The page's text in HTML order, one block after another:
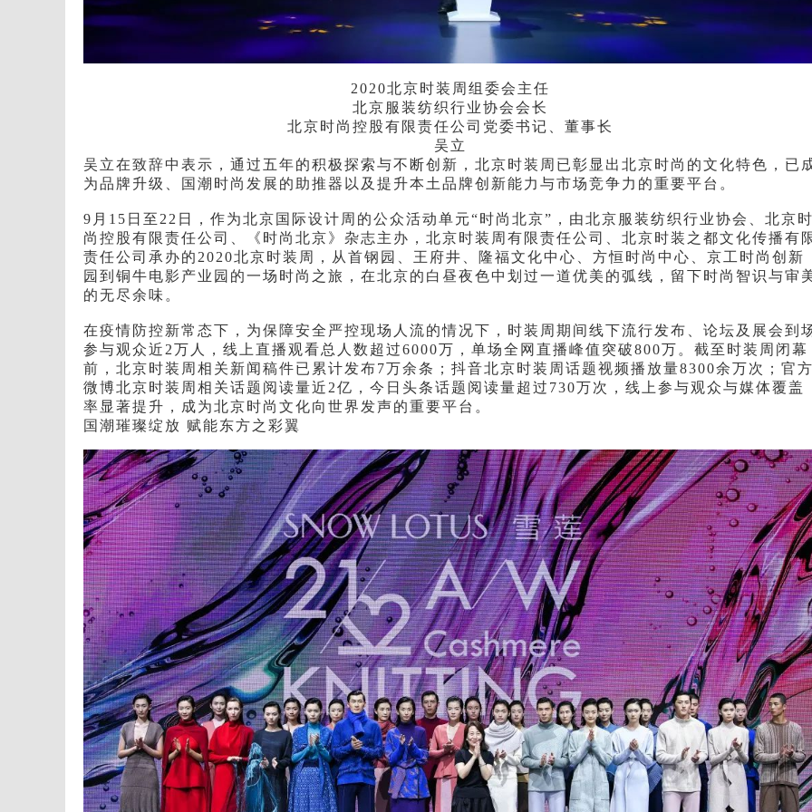
2020北京时装周组委会主任
北京服装纺织行业协会会长
北京时尚控股有限责任公司党委书记、董事长
吴立
吴立在致辞中表示，通过五年的积极探索与不断创新，北京时装周已彰显出北京时尚的文化特色，已
为品牌升级、国潮时尚发展的助推器以及提升本土品牌创新能力与市场竞争力的重要平台。
9月15日至22日，作为北京国际设计周的公众活动单元“时尚北京”，由北京服装纺织行业协会、北京时
尚控股有限责任公司、《时尚北京》杂志主办，北京时装周有限责任公司、北京时装之都文化传播有
责任公司承办的2020北京时装周，从首钢园、王府井、隆福文化中心、方恒时尚中心、京工时尚创新
园到铜牛电影产业园的一场时尚之旅，在北京的白昼夜色中划过一道优美的弧线，留下时尚智识与审
的无尽余味。
在疫情防控新常态下，为保障安全严控现场人流的情况下，时装周期间线下流行发布、论坛及展会到
参与观众近2万人，线上直播观看总人数超过6000万，单场全网直播峰值突破800万。截至时装周闭幕
前，北京时装周相关新闻稿件已累计发布7万余条；抖音北京时装周话题视频播放量8300余万次；官方
微博北京时装周相关话题阅读量近2亿，今日头条话题阅读量超过730万次，线上参与观众与媒体覆盖
率显著提升，成为北京时尚文化向世界发声的重要平台。
国潮璀璨绽放 赋能东方之彩翼